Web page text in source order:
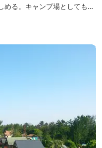
る。キャンプ場としても人
っている。バンガローや5
らは市街が一望できる。ま
持ち